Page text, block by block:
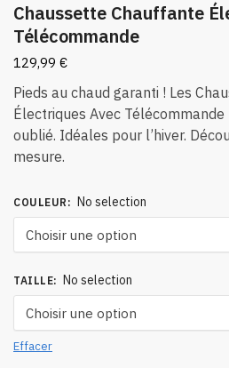
Chaussette Chauffante
Télécommande
129,99 €
Pieds au chaud garanti ! Les
Électriques Avec
oublié. Idéales pour l’hiver.
mesure.
COULEUR : No selection
TAILLE: No selection
Effacer